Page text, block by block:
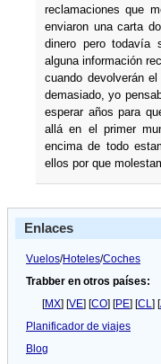
reclamaciones que
enviaron una carta
dinero pero todaví­a
alguna información
cuando devolverán
demasiado, yo
esperar años para
allá en el primer
encima de todo
ellos por que
Enlaces
Vuelos/Hoteles/Coches
Trabber en otros países:
[MX] [VE] [CO] [PE] [CL] [
Planificador de viajes
Blog